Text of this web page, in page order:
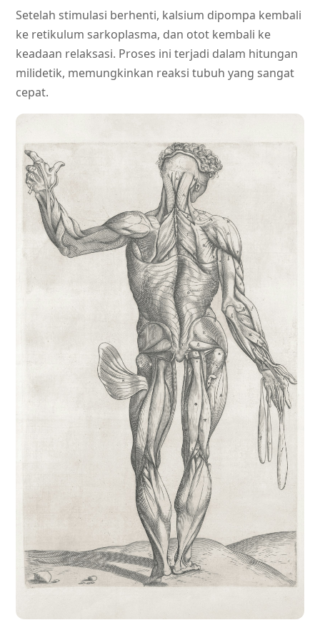
Setelah stimulasi berhenti, kalsium dipompa kembali
ke retikulum sarkoplasma, dan otot kembali ke
keadaan relaksasi. Proses ini terjadi dalam hitungan
milidetik, memungkinkan reaksi tubuh yang sangat
cepat.